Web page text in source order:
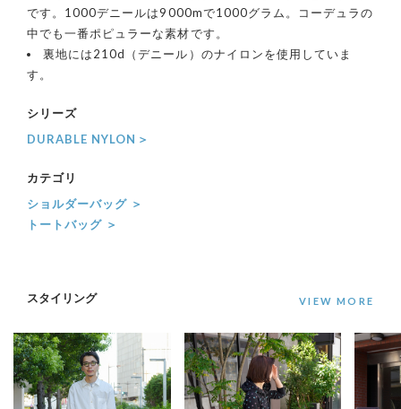
です。1000デニールは9000mで1000グラム。コーデュラの
中でも一番ポピュラーな素材です。
裏地には210d（デニール）のナイロンを使用していま
す。
シリーズ
DURABLE NYLON＞
カテゴリ
ショルダーバッグ ＞
トートバッグ ＞
スタイリング